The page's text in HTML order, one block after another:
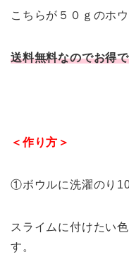
こちらが５０ｇのホウ
送料無料なのでお得
＜作り方＞
①ボウルに洗濯のり
スライムに付けたい
す。